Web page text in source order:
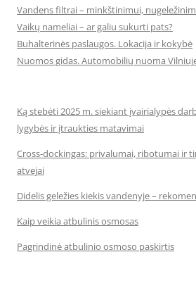
Vandens filtrai – minkštinimui,
Vaikų nameliai – ar galiu sukurti pats?
Buhalterinės paslaugos. Lokacija ir kokybė
Nuomos gidas. Automobilių nuoma
Ką stebėti 2025 m. siekiant įvairialypės
lygybės ir įtraukties matavimai
Cross-dockingas: privalumai, ribotumai ir
atvejai
Didelis geležies kiekis vandenyje –
Kaip veikia atbulinis osmosas
Pagrindinė atbulinio osmoso paskirtis